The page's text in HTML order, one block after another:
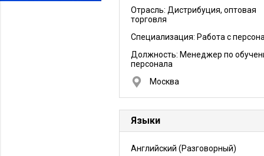
красок!
Отрасль: Дистрибуция, оптовая
торговля
Специализация: Работа с
Должность: Менеджер по
персонала
Москва
Языки
Английский (Разговорный)